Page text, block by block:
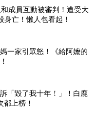
和成員互動被審判！遭受大
亡！懶人包看起！
一家引眾怒！《給阿嬤的
「毀了我十年！」！白鹿
上榜！